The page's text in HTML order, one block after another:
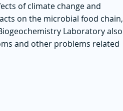
of climate change and
on the microbial food chain,
Laboratory also
and other problems related